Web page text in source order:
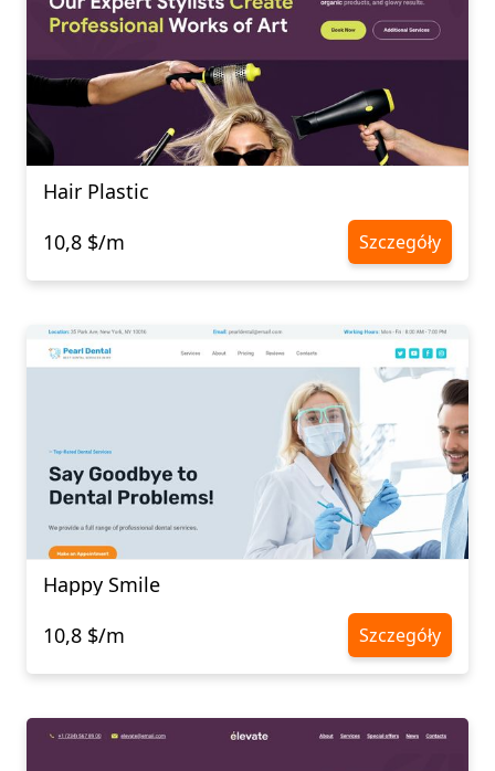
Hair Plastic
10,8 $/m
Szczegóły
Happy Smile
10,8 $/m
Szczegóły